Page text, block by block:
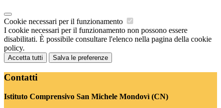
Cookie necessari per il funzionamento
I cookie necessari per il funzionamento non possono essere
disabilitati. È possibile consultare l'elenco nella pagina della cookie
policy.
Accetta tutti Salva le preferenze
Contatti
Istituto Comprensivo San Michele Mondovì (CN)